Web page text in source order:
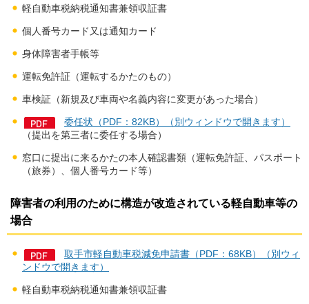
軽自動車税納税通知書兼領収証書
個人番号カード又は通知カード
身体障害者手帳等
運転免許証（運転するかたのもの）
車検証（新規及び車両や名義内容に変更があった場合）
委任状（PDF：82KB）（別ウィンドウで開きます）
（提出を第三者に委任する場合）
窓口に提出に来るかたの本人確認書類（運転免許証、パスポート
（旅券）、個人番号カード等）
障害者の利用のために構造が改造されている軽自動車等の
場合
取手市軽自動車税減免申請書（PDF：68KB）（別ウィ
ンドウで開きます）
軽自動車税納税通知書兼領収証書